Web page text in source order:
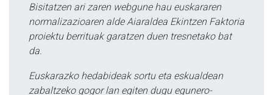
Bisitatzen ari zaren webgune hau euskararen
normalizazioaren alde Aiaraldea Ekintzen Faktoria
proiektu berrituak garatzen duen tresnetako bat
da.
Euskarazko hedabideak sortu eta eskualdean
zabaltzeko gogor lan egiten dugu egunero-